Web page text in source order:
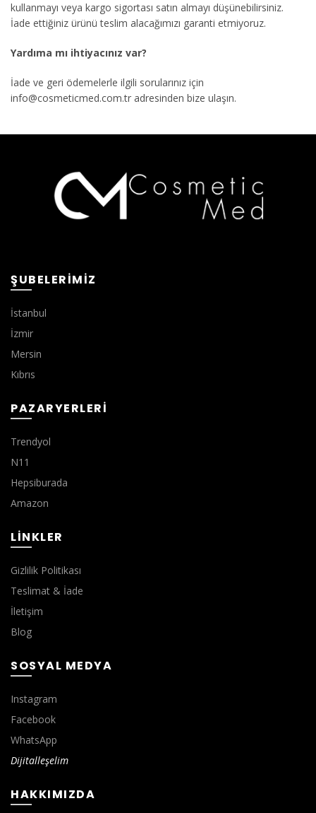
kullanmayı veya kargo sigortası satın almayı düşünebilirsiniz.
İade ettiğiniz ürünü teslim alacağımızı garanti etmiyoruz.
Yardıma mı ihtiyacınız var?
İade ve geri ödemelerle ilgili sorularınız için
info@cosmeticmed.com.tr adresinden bize ulaşın.
ŞUBELERIMIZ
İstanbul
İzmir
Mersin
Kıbrıs
PAZARYERLERI
Trendyol
N11
Hepsiburada
Amazon
LINKLER
Gizlilik Politikası
Teslimat & İade
İletişim
Blog
SOSYAL MEDYA
Instagram
Facebook
WhatsApp
Dijitalleşelim
HAKKIMIZDA